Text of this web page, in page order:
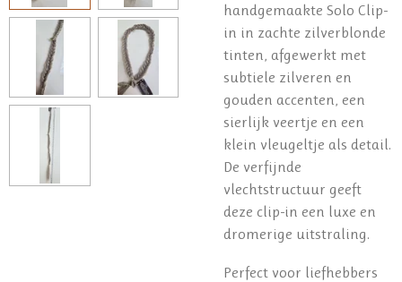
handgemaakte Solo Clip-
in in zachte zilverblonde
tinten, afgewerkt met
subtiele zilveren en
gouden accenten, een
sierlijk veertje en een
klein vleugeltje als detail.
De verfijnde
vlechtstructuur geeft
deze clip-in een luxe en
dromerige uitstraling.
Perfect voor liefhebbers